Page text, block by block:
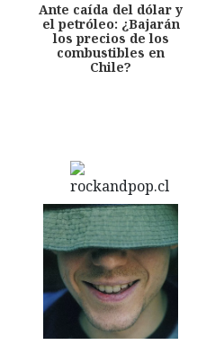
Ante caída del dólar y
el petróleo: ¿Bajarán
los precios de los
combustibles en
Chile?